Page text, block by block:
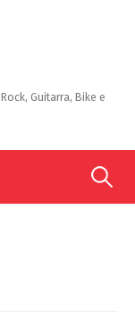
Guitarra, Bike e
Search